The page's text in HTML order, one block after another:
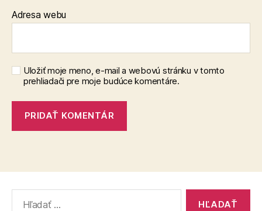
Adresa webu
Uložiť moje meno, e-mail a webovú stránku v tomto
prehliadači pre moje budúce komentáre.